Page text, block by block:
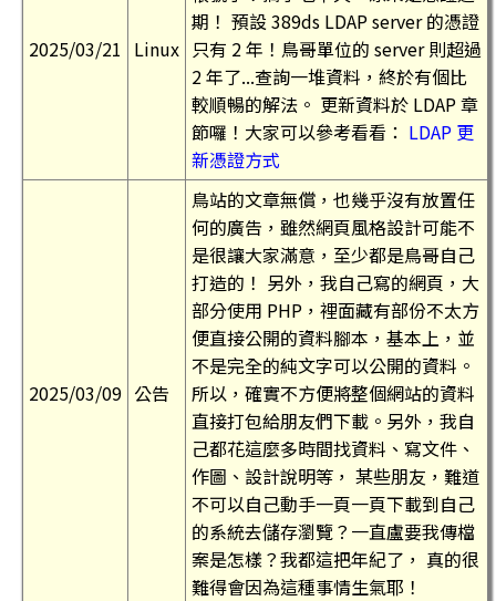
2025/03/21 Linux
期！ 預設 389ds LDAP server 的憑證
只有 2 年！鳥哥單位的 server 則超過
2 年了...查詢一堆資料，終於有個比
較順暢的解法。 更新資料於 LDAP 章
節囉！大家可以參考看看： LDAP 更
新憑證方式
2025/03/09 公告
鳥站的文章無償，也幾乎沒有放置任
何的廣告，雖然網頁風格設計可能不
是很讓大家滿意，至少都是鳥哥自己
打造的！ 另外，我自己寫的網頁，大
部分使用 PHP，裡面藏有部份不太方
便直接公開的資料腳本，基本上，並
不是完全的純文字可以公開的資料。
所以，確實不方便將整個網站的資料
直接打包給朋友們下載。另外，我自
己都花這麼多時間找資料、寫文件、
作圖、設計說明等， 某些朋友，難道
不可以自己動手一頁一頁下載到自己
的系統去儲存瀏覽？一直盧要我傳檔
案是怎樣？我都這把年紀了， 真的很
難得會因為這種事情生氣耶！